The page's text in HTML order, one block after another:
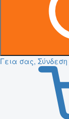
Γεια σας, Σύνδεση